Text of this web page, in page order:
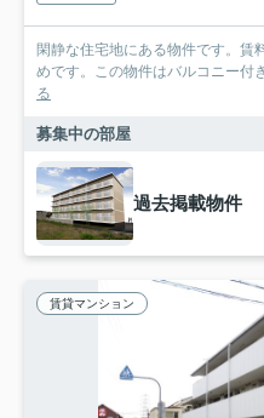
閑静な住宅地にある物件です。賃
めです。この物件はバルコニー付
る
募集中の部屋
過去掲載物件
賃貸マンション